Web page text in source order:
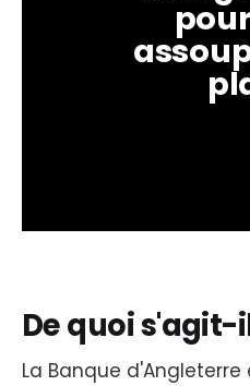
De quoi s'agit-
La Banque